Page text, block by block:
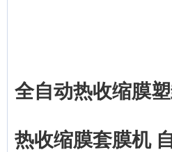
全自动热收缩膜
热收缩膜套膜机